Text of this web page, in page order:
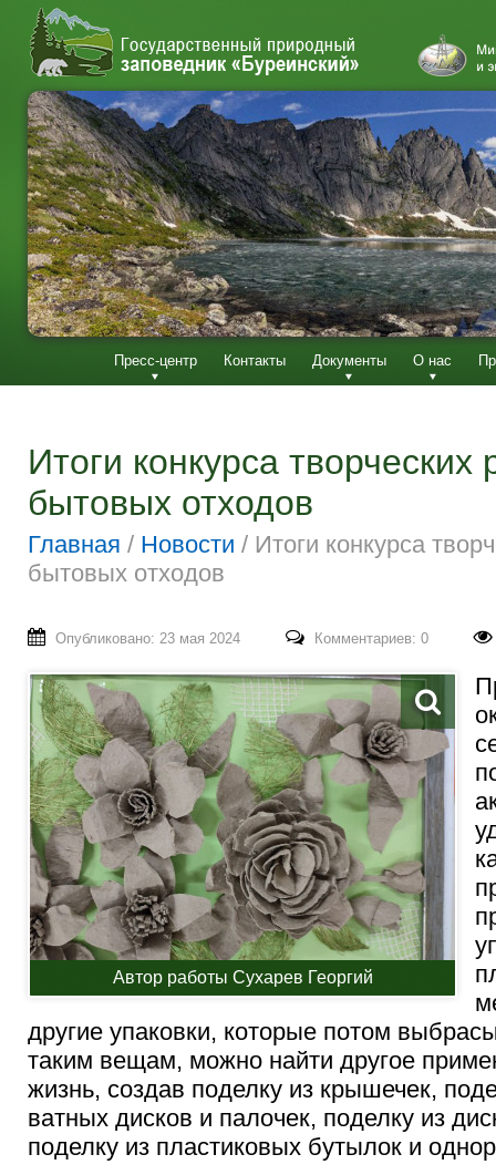
Пресс-центр Контакты Документы О нас
Итоги конкурса творческих
бытовых отходов
Главная / Новости / Итоги конкурса
бытовых отходов
Опубликовано: 23 мая 2024 Комментариев: 0
Автор работы Сухарев Георгий
другие упаковки, которые потом
таким вещам, можно найти другое
жизнь, создав поделку из крышечек,
ватных дисков и палочек, поделку из
поделку из пластиковых бутылок и